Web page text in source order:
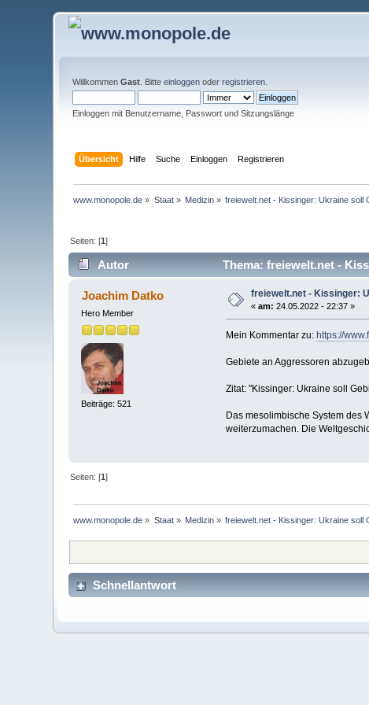
WillkommenGast . Bitteeinloggen oderregistrieren
Einloggen mit Benutzername, Passwort und Sitzungslänge
Übersicht Hilfe Suche Einloggen Registrieren
www.monopole.de » Staat» Medizin » freiewelt.net - Kissinger: Ukraine soll
Seiten: [1]
Autor Thema: freiewelt.net -
Joachim Datko
Hero Member
Beiträge: 521
freiewelt.net - Kissinger:
«am: 24.05.2022 - 22:37 »
Mein Kommentar zu: https://
Gebiete an Aggressoren
Zitat: "Kissinger: Ukraine soll
Das mesolimbische System des
weiterzumachen. Die
Seiten: [1]
www.monopole.de » Staat» Medizin » freiewelt.net - Kissinger: Ukraine soll
Schnellantwort